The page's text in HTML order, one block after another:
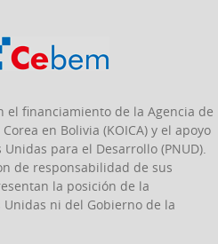
el financiamiento de la Agencia de
en Bolivia (KOICA) y el apoyo
para el Desarrollo (PNUD).
de responsabilidad de sus
la posición de la
ni del Gobierno de la